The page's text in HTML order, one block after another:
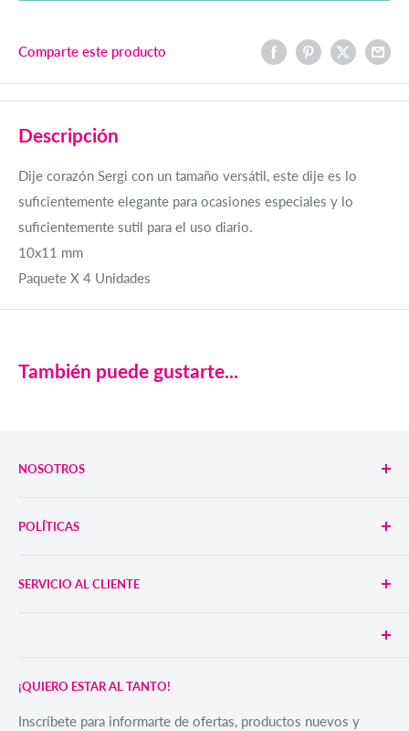
Comparte este producto
Descripción
Dije corazón Sergi con un tamaño versátil, este dije es lo
suficientemente elegante para ocasiones especiales y lo
suficientemente sutil para el uso diario.
10x11 mm
Paquete X 4 Unidades
También puede gustarte...
NOSOTROS
Trabaja con Nosotros
Blog
POLÍTICAS
Términos y Condiciones
¡QUIERO ESTAR AL TANTO!
Inscríbete para informarte de ofertas, productos nuevos y
SERVICIO AL CLIENTE